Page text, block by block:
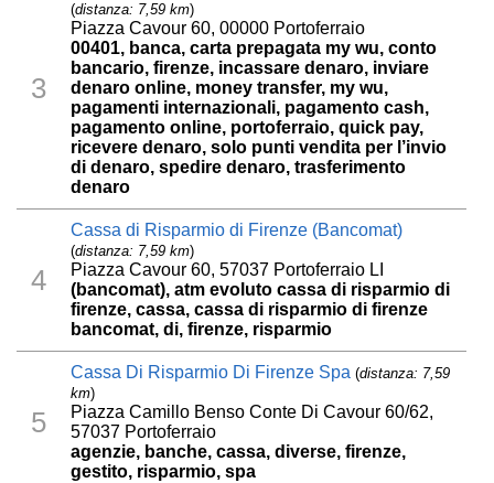
3
(distanza: 7,59 km)
Piazza Cavour 60, 00000 Portoferraio
00401, banca, carta prepagata my wu, conto
bancario, firenze, incassare denaro, inviare
denaro online, money transfer, my wu,
pagamenti internazionali, pagamento cash,
pagamento online, portoferraio, quick pay,
ricevere denaro, solo punti vendita per l’invio
di denaro, spedire denaro, trasferimento
denaro
4
Cassa di Risparmio di Firenze (Bancomat)
(distanza: 7,59 km)
Piazza Cavour 60, 57037 Portoferraio LI
(bancomat), atm evoluto cassa di risparmio di
firenze, cassa, cassa di risparmio di firenze
bancomat, di, firenze, risparmio
5
Cassa Di Risparmio Di Firenze Spa (distanza: 7,59
km)
Piazza Camillo Benso Conte Di Cavour 60/62,
57037 Portoferraio
agenzie, banche, cassa, diverse, firenze,
gestito, risparmio, spa